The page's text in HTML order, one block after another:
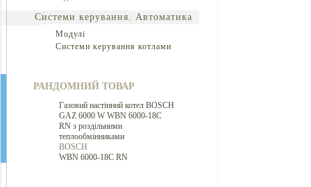
Системи керування. Автоматика
Модулі
Системи керування котлами
РАНДОМНИЙ ТОВАР
Газовий настінний котел BOSCH
GAZ 6000 W WBN 6000-18C
RN з роздільними
теплообмінниками
BOSCH
WBN 6000-18C RN